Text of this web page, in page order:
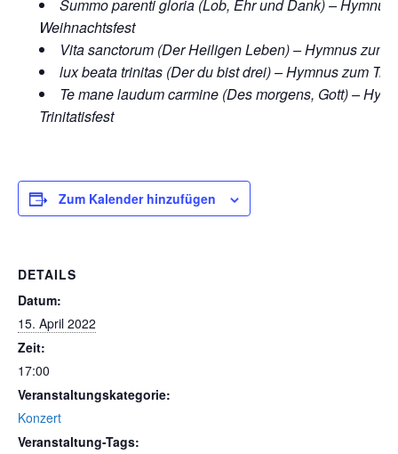
Summo parenti gloria (Lob, Ehr und Dank) – Hymnus
Weihnachtsfest
Vita sanctorum (Der Heiligen Leben) – Hymnus zum
lux beata trinitas (Der du bist drei) – Hymnus zum
Te mane laudum carmine (Des morgens, Gott) –
Trinitatisfest
Zum Kalender hinzufügen
DETAILS
Datum:
15. April 2022
Zeit:
17:00
Veranstaltungskategorie:
Konzert
Veranstaltung-Tags: